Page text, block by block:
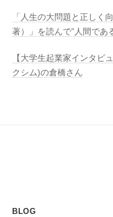
「人生の大問題と正しく
著）」を読んで”人間であ
【大学生起業家インタビ
クシム)の倉橋さん
BLOG